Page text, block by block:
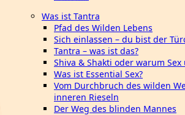
Was ist Tantra
Pfad des Wilden Lebens
Sich einlassen – du bist der
Tantra – was ist das?
Shiva & Shakti oder warum
Was ist Essential Sex?
Vom Durchbruch des wilden
inneren Rieseln
Der Weg des blinden Mannes